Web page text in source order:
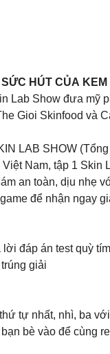
HÚT CỦA KEM
Lab Show đưa mỹ
Gioi Skinfood và
LAB SHOW
Nam, tập 1
an toàn, dịu nhẹ
để nhận ngay
đáp án test quỳ
giải
tự nhất, nhì, ba
bè vào để cùng